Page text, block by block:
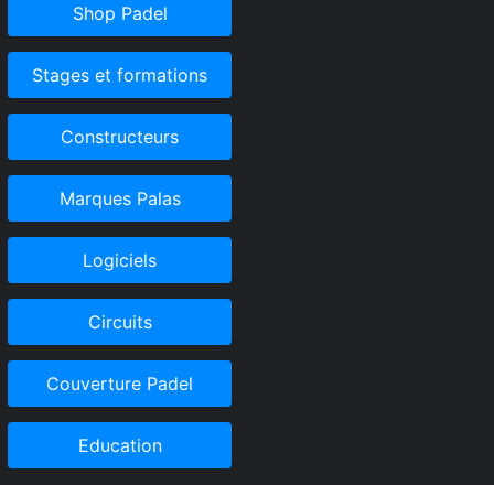
Shop Padel
Stages et formations
Constructeurs
Marques Palas
Logiciels
Circuits
Couverture Padel
Education